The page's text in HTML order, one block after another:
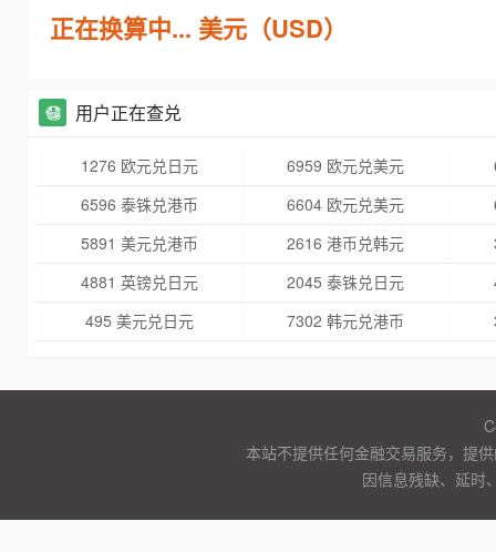
正在换算中... 美元（USD）
用户正在查兑
1276 欧元兑日元 6959 欧元兑美元
6596 泰铢兑港币
6604 欧元兑美元
5891 美元兑港币
2616 港币兑韩元
4881 英镑兑日元
2045 泰铢兑日元
495 美元兑日元
7302 韩元兑港币
本站不提供任何金融交易服务，提
因信息残缺、延时